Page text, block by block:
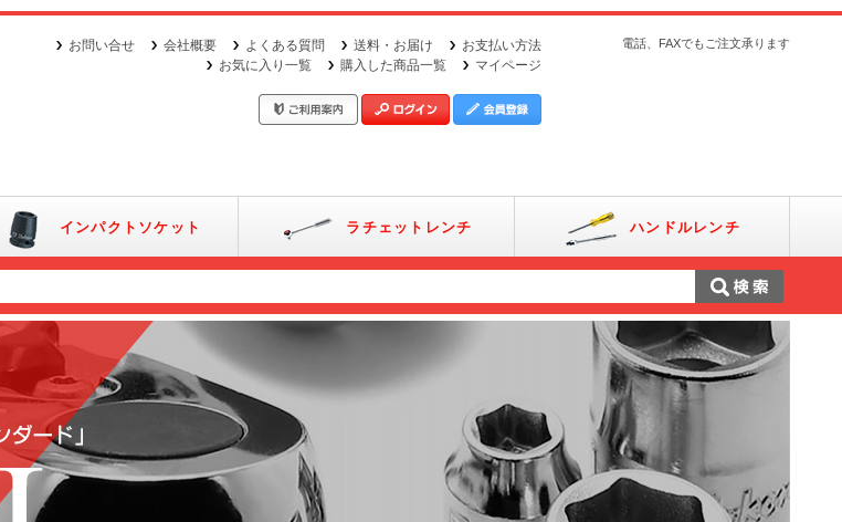
お支払い方法
送料・お届け
よくある質問
会社概要
お問い合せ
マイページ
購入した商品一覧
お気に入り一覧
電話、FAXでもご注文承ります
インパクトソケット ラチェットレンチ ハンドルレンチ